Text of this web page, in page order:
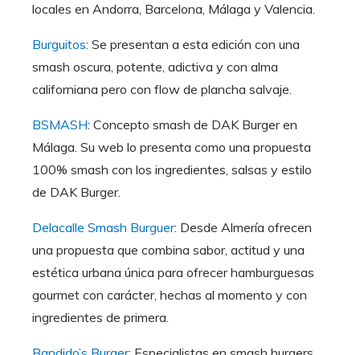
locales en Andorra, Barcelona, Málaga y Valencia.
Burguitos: Se presentan a esta edición con una
smash oscura, potente, adictiva y con alma
californiana pero con flow de plancha salvaje.
BSMASH: Concepto smash de DAK Burger en
Málaga. Su web lo presenta como una propuesta
100% smash con los ingredientes, salsas y estilo
de DAK Burger.
Delacalle Smash Burguer: Desde Almería ofrecen
una propuesta que combina sabor, actitud y una
estética urbana única para ofrecer hamburguesas
gourmet con carácter, hechas al momento y con
ingredientes de primera.